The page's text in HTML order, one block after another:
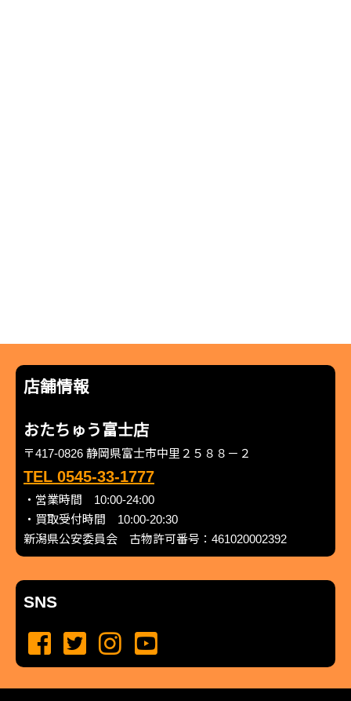
店舗情報
おたちゅう富士店
〒417-0826 静岡県富士市中里２５８８－２
TEL 0545-33-1777
・営業時間 10:00-24:00
・買取受付時間 10:00-20:30
新潟県公安委員会 古物許可番号：461020002392
SNS